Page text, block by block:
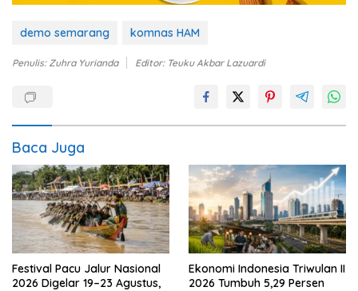
demo semarang komnas HAM
Penulis: Zuhra Yurianda Editor: Teuku Akbar Lazuardi
Baca Juga
Festival Pacu Jalur Nasional
2026 Digelar 19–23 Agustus,
Ekonomi Indonesia Triwulan II
2026 Tumbuh 5,29 Persen